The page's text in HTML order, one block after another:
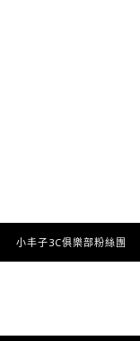
小丰子3C俱樂部粉絲團